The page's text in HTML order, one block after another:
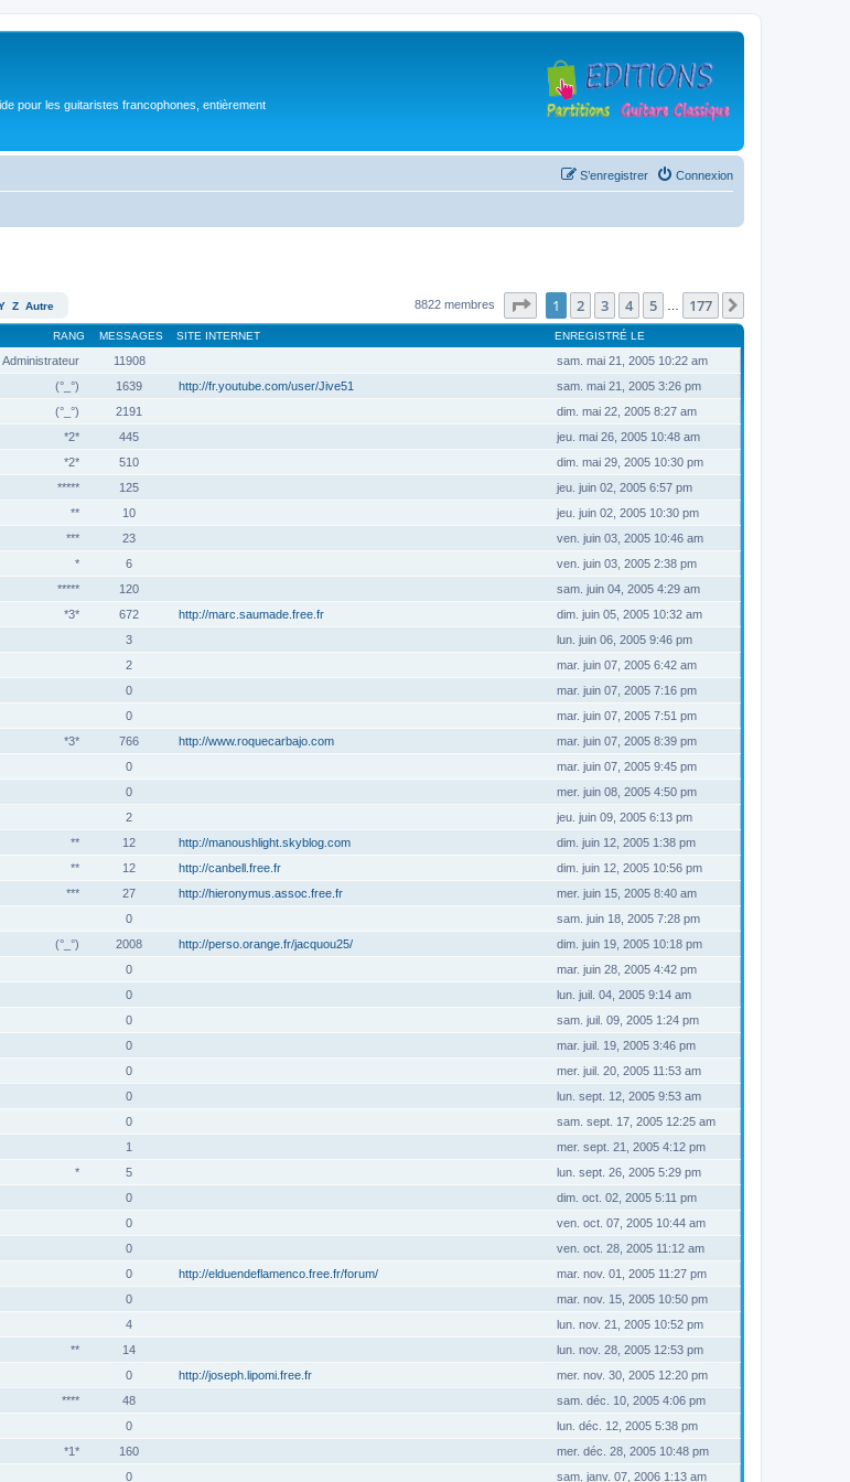
pour les guitaristes francophones, entièrement
Connexion
S’enregistrer
Z Autre 8822 membres Page sur177
1 2 3 4 5 177
RANG MESSAGES SITE INTERNET ENREGISTRÉ LE
Administrateur 11908
sam. mai 21, 2005 10:22 am
(°_°)
1639 http://fr.youtube.com/user/Jive51
sam. mai 21, 2005 3:26 pm
(°_°)
2191
dim. mai 22, 2005 8:27 am
*2*
445
jeu. mai 26, 2005 10:48 am
*2*
510
dim. mai 29, 2005 10:30 pm
*****
125
jeu. juin 02, 2005 6:57 pm
**
10
jeu. juin 02, 2005 10:30 pm
***
23
ven. juin 03, 2005 10:46 am
*
6
ven. juin 03, 2005 2:38 pm
*****
120
sam. juin 04, 2005 4:29 am
*3*
672 http://marc.saumade.free.fr
dim. juin 05, 2005 10:32 am
3
lun. juin 06, 2005 9:46 pm
2
mar. juin 07, 2005 6:42 am
0
mar. juin 07, 2005 7:16 pm
0
mar. juin 07, 2005 7:51 pm
*3*
766 http://www.roquecarbajo.com
mar. juin 07, 2005 8:39 pm
0
mar. juin 07, 2005 9:45 pm
0
mer. juin 08, 2005 4:50 pm
2
jeu. juin 09, 2005 6:13 pm
**
12 http://manoushlight.skyblog.com
dim. juin 12, 2005 1:38 pm
**
12 http://canbell.free.fr
dim. juin 12, 2005 10:56 pm
***
27 http://hieronymus.assoc.free.fr
mer. juin 15, 2005 8:40 am
0
sam. juin 18, 2005 7:28 pm
(°_°)
2008 http://perso.orange.fr/jacquou25/
dim. juin 19, 2005 10:18 pm
0
mar. juin 28, 2005 4:42 pm
0
lun. juil. 04, 2005 9:14 am
0
sam. juil. 09, 2005 1:24 pm
0
mar. juil. 19, 2005 3:46 pm
0
mer. juil. 20, 2005 11:53 am
0
lun. sept. 12, 2005 9:53 am
0
sam. sept. 17, 2005 12:25 am
1
mer. sept. 21, 2005 4:12 pm
*
5
lun. sept. 26, 2005 5:29 pm
0
dim. oct. 02, 2005 5:11 pm
0
ven. oct. 07, 2005 10:44 am
0
ven. oct. 28, 2005 11:12 am
0 http://elduendeflamenco.free.fr/forum/
mar. nov. 01, 2005 11:27 pm
0
mar. nov. 15, 2005 10:50 pm
4
lun. nov. 21, 2005 10:52 pm
**
14
lun. nov. 28, 2005 12:53 pm
0 http://joseph.lipomi.free.fr
mer. nov. 30, 2005 12:20 pm
****
48
sam. déc. 10, 2005 4:06 pm
0
lun. déc. 12, 2005 5:38 pm
*1*
160
mer. déc. 28, 2005 10:48 pm
0 sam. janv. 07, 2006 1:13 am